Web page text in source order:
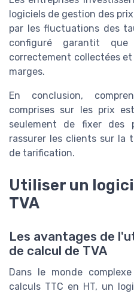
logiciels de gestion des
par les fluctuations des
configuré garantit
correctement collectées
marges.
En conclusion,
comprises sur les prix
seulement de fixer des
rassurer les clients sur la
de tarification.
Utiliser un
TVA
Les avantages de
de calcul de TVA
Dans le monde
calculs TTC en HT, un